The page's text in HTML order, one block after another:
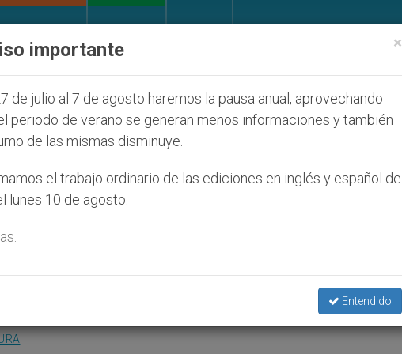
que afecta a cristianos (y no sólo) en Tierra Santa
por reformas contra
prensa del Episcopado
×
importante
de julio al 7 de agosto haremos la pausa anual, aprovechando
periodo de verano se generan menos informaciones y también
de las mismas disminuye.
el trabajo ordinario de las ediciones en inglés y español de
lunes 10 de agosto.
Entendido